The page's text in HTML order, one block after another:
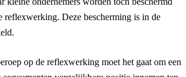
reflexwerking. Deze bescherming is in de
op de reflexwerking moet het gaat om een